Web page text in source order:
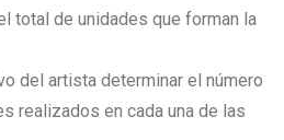
total de unidades que forman la
del artista determinar el número
realizados en cada una de las